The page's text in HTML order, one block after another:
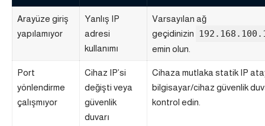
Arayüze giriş
yapılamıyor
Yanlış IP
adresi
kullanımı
Varsayılan ağ
geçidinizin
emin olun.
Port
yönlendirme
çalışmıyor
Cihaz IP’si
değişti veya
güvenlik
duvarı
Cihaza mutlaka statik IP
bilgisayar/cihaz güvenlik
kontrol edin.